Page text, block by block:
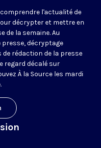
l'actualité de
décrypter et mettre en
de la semaine. Au
presse, décryptage
rédaction de la presse
regard décalé sur
À la Source les mardi